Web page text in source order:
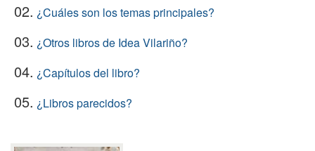
02. ¿Cuáles son los temas principales?
03. ¿Otros libros de Idea Vilariño?
04. ¿Capítulos del libro?
05. ¿Libros parecidos?